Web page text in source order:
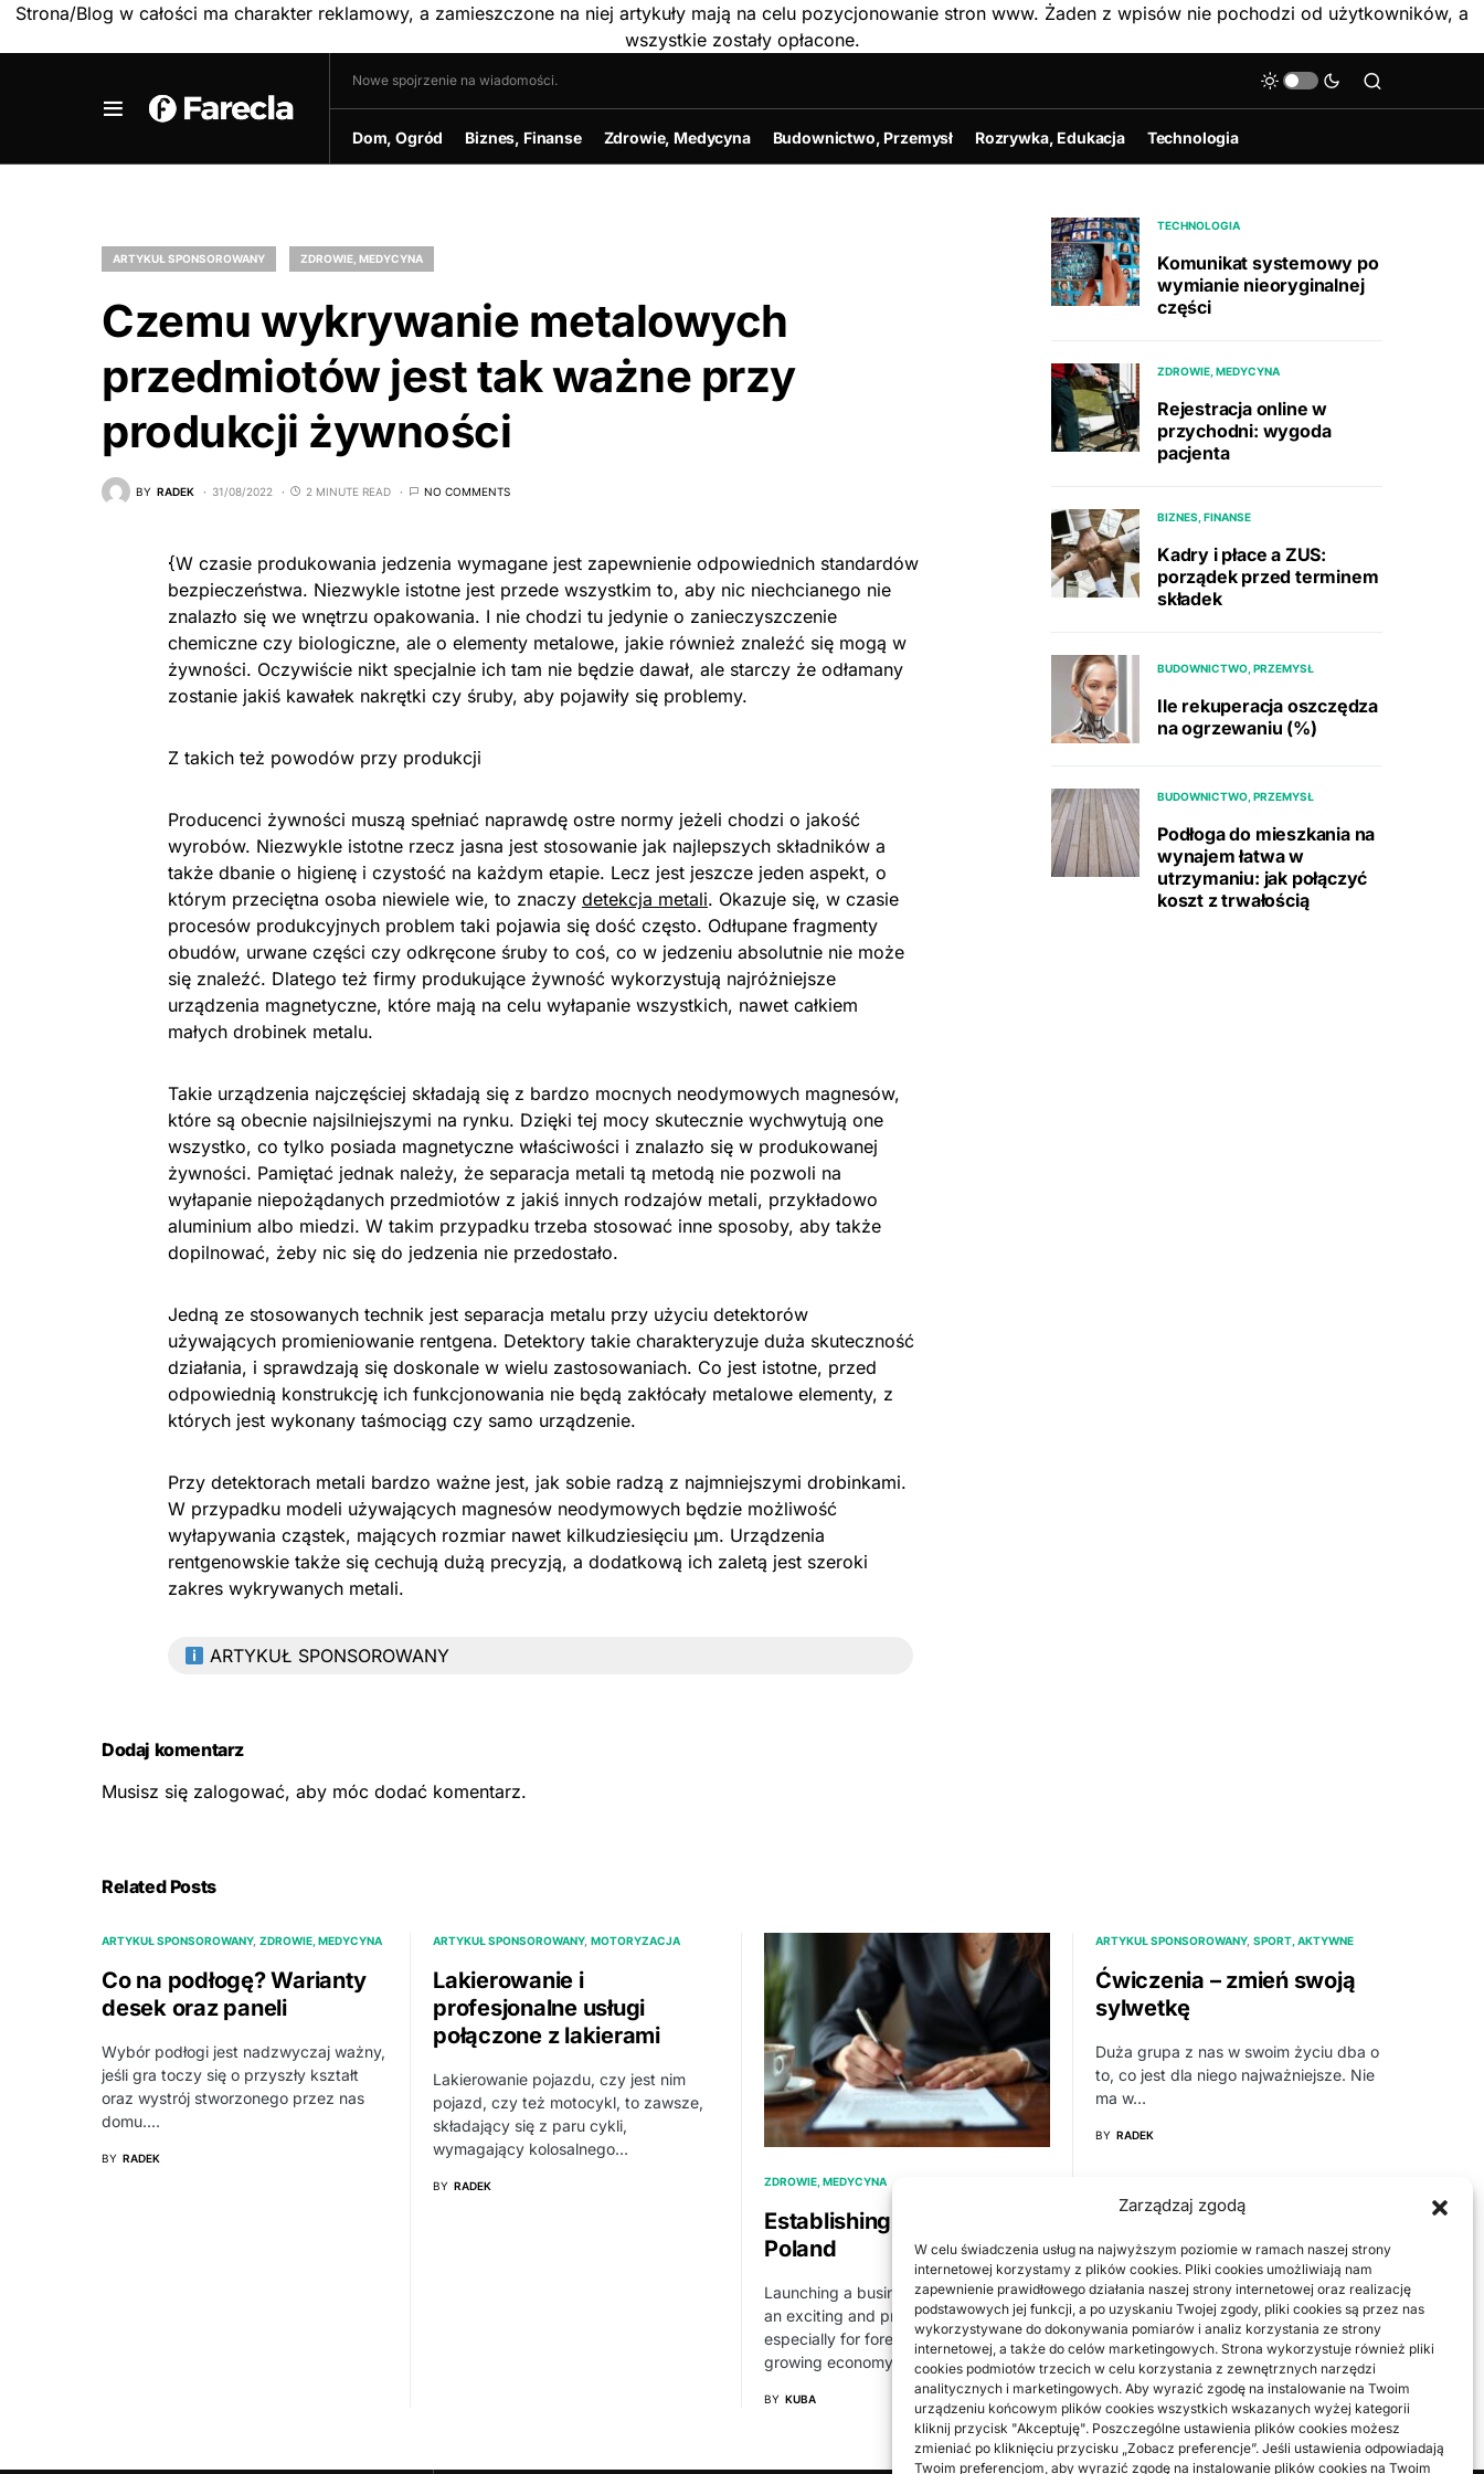
Zarządzaj zgodą
W celu świadczenia usług na najwyższym poziomie w ramach naszej strony
internetowej korzystamy z plików cookies. Pliki cookies umożliwiają nam
zapewnienie prawidłowego działania naszej strony internetowej oraz realizację
podstawowych jej funkcji, a po uzyskaniu Twojej zgody, pliki cookies są przez nas
wykorzystywane do dokonywania pomiarów i analiz korzystania ze strony
internetowej, a także do celów marketingowych. Strona wykorzystuje również pliki
cookies podmiotów trzecich w celu korzystania z zewnętrznych narzędzi
analitycznych i marketingowych. Aby wyrazić zgodę na instalowanie na Twoim
urządzeniu końcowym plików cookies wszystkich wskazanych wyżej kategorii
kliknij przycisk "Akceptuję". Poszczególne ustawienia plików cookies możesz
zmieniać po kliknięciu przycisku „Zobacz preferencje”. Jeśli ustawienia odpowiadają
Twoim preferencjom, aby wyrazić zgodę na instalowanie plików cookies na Twoim
Strona/Blog w całości ma charakter reklamowy, a zamieszczone na niej artykuły mają na celu pozycjonowanie stron www. Żaden z wpisów nie pochodzi od użytkowników, a
wszystkie zostały opłacone.
Nowe spojrzenie na wiadomości.
Dom, Ogród Biznes, Finanse Zdrowie, Medycyna Budownictwo, Przemysł Rozrywka, Edukacja Technologia
ARTYKUŁ SPONSOROWANY ZDROWIE, MEDYCYNA
Czemu wykrywanie metalowych
przedmiotów jest tak ważne przy
produkcji żywności
BY RADEK 31/08/2022 2 MINUTE READ NO COMMENTS
{W czasie produkowania jedzenia wymagane jest zapewnienie odpowiednich standardów
bezpieczeństwa. Niezwykle istotne jest przede wszystkim to, aby nic niechcianego nie
znalazło się we wnętrzu opakowania. I nie chodzi tu jedynie o zanieczyszczenie
chemiczne czy biologiczne, ale o elementy metalowe, jakie również znaleźć się mogą w
żywności. Oczywiście nikt specjalnie ich tam nie będzie dawał, ale starczy że odłamany
zostanie jakiś kawałek nakrętki czy śruby, aby pojawiły się problemy.
Z takich też powodów przy produkcji
Producenci żywności muszą spełniać naprawdę ostre normy jeżeli chodzi o jakość
wyrobów. Niezwykle istotne rzecz jasna jest stosowanie jak najlepszych składników a
także dbanie o higienę i czystość na każdym etapie. Lecz jest jeszcze jeden aspekt, o
którym przeciętna osoba niewiele wie, to znaczy detekcja metali. Okazuje się, w czasie
procesów produkcyjnych problem taki pojawia się dość często. Odłupane fragmenty
obudów, urwane części czy odkręcone śruby to coś, co w jedzeniu absolutnie nie może
się znaleźć. Dlatego też firmy produkujące żywność wykorzystują najróżniejsze
urządzenia magnetyczne, które mają na celu wyłapanie wszystkich, nawet całkiem
małych drobinek metalu.
Takie urządzenia najczęściej składają się z bardzo mocnych neodymowych magnesów,
które są obecnie najsilniejszymi na rynku. Dzięki tej mocy skutecznie wychwytują one
wszystko, co tylko posiada magnetyczne właściwości i znalazło się w produkowanej
żywności. Pamiętać jednak należy, że separacja metali tą metodą nie pozwoli na
wyłapanie niepożądanych przedmiotów z jakiś innych rodzajów metali, przykładowo
aluminium albo miedzi. W takim przypadku trzeba stosować inne sposoby, aby także
dopilnować, żeby nic się do jedzenia nie przedostało.
Jedną ze stosowanych technik jest separacja metalu przy użyciu detektorów
używających promieniowanie rentgena. Detektory takie charakteryzuje duża skuteczność
działania, i sprawdzają się doskonale w wielu zastosowaniach. Co jest istotne, przed
odpowiednią konstrukcję ich funkcjonowania nie będą zakłócały metalowe elementy, z
których jest wykonany taśmociąg czy samo urządzenie.
Przy detektorach metali bardzo ważne jest, jak sobie radzą z najmniejszymi drobinkami.
W przypadku modeli używających magnesów neodymowych będzie możliwość
wyłapywania cząstek, mających rozmiar nawet kilkudziesięciu µm. Urządzenia
rentgenowskie także się cechują dużą precyzją, a dodatkową ich zaletą jest szeroki
zakres wykrywanych metali.
ARTYKUŁ SPONSOROWANY
Dodaj komentarz
Musisz się zalogować, aby móc dodać komentarz.
TECHNOLOGIA
Komunikat systemowy po
wymianie nieoryginalnej
części
ZDROWIE, MEDYCYNA
Rejestracja online w
przychodni: wygoda
pacjenta
BIZNES, FINANSE
Kadry i płace a ZUS:
porządek przed terminem
składek
BUDOWNICTWO, PRZEMYSŁ
Ile rekuperacja oszczędza
na ogrzewaniu (%)
BUDOWNICTWO, PRZEMYSŁ
Podłoga do mieszkania na
wynajem łatwa w
utrzymaniu: jak połączyć
koszt z trwałością
Related Posts
ARTYKUŁ SPONSOROWANY ZDROWIE, MEDYCYNA
Co na podłogę? Warianty
desek oraz paneli
Wybór podłogi jest nadzwyczaj ważny,
jeśli gra toczy się o przyszły kształt
oraz wystrój stworzonego przez nas
domu.…
BY RADEK
ARTYKUŁ SPONSOROWANY MOTORYZACJA
Lakierowanie i
profesjonalne usługi
połączone z lakierami
Lakierowanie pojazdu, czy jest nim
pojazd, czy też motocykl, to zawsze,
składający się z paru cykli,
wymagający kolosalnego…
BY RADEK ZDROWIE, MEDYCYNA
Establishing a business in
Poland
Launching a business in Poland can be
an exciting and profitable venture,
especially for foreigners. Poland’s
growing economy…
BY KUBA
ARTYKUŁ SPONSOROWANY SPORT, AKTYWNE
Ćwiczenia – zmień swoją
sylwetkę
Duża grupa z nas w swoim życiu dba o
to, co jest dla niego najważniejsze. Nie
ma w…
BY RADEK